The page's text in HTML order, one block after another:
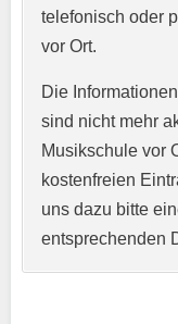
telefonisch oder
vor Ort.
Die
sind nicht mehr
Musikschule vor
kostenfreien
uns dazu bitte
entsprechenden